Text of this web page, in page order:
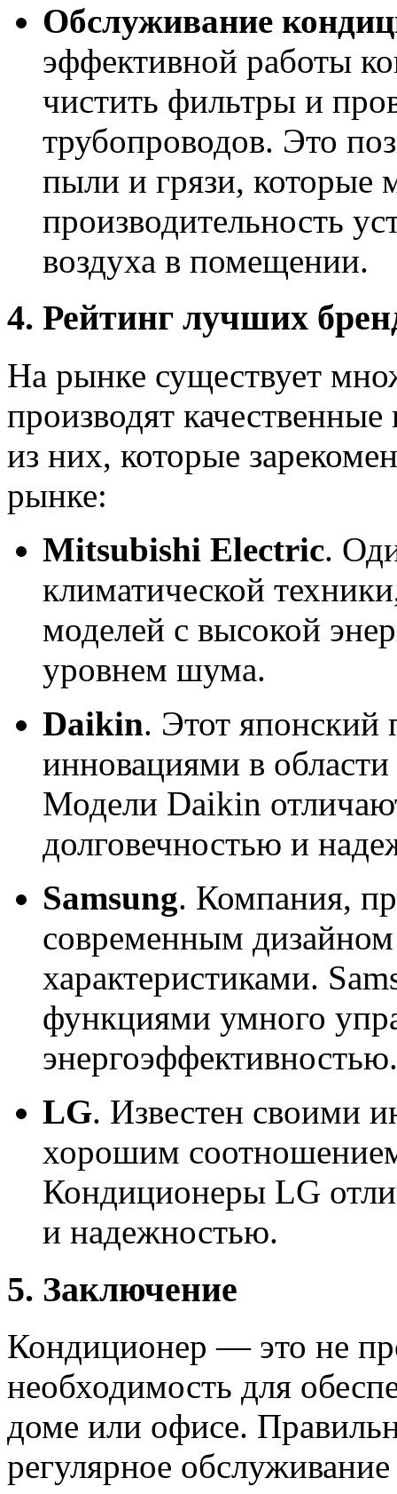
Обслуживание
эффективной работы
чистить фильтры и
трубопроводов. Это
пыли и грязи, которые
производительность
воздуха в помещении.
4. Рейтинг лучших
На рынке существует
производят
из них, которые
рынке:
Mitsubishi Electric.
климатической
моделей с высокой
уровнем шума.
Daikin. Этот японский
инновациями в
Модели Daikin
долговечностью и
Samsung. Компания,
современным
характеристиками.
функциями умного
энергоэффективностью.
LG. Известен своими
хорошим
Кондиционеры LG
и надежностью.
5. Заключение
Кондиционер — это не
необходимость для
доме или офисе.
регулярное обслуживание